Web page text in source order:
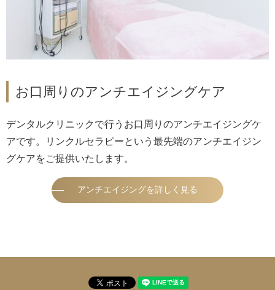
お口周りのアンチエイジングケア
デンタルクリニックで行うお口周りのアンチエイジングケ
アです。リンクルセラピーという最先端のアンチエイジン
グケアをご提供いたします。
アンチエイジングを詳しく見る